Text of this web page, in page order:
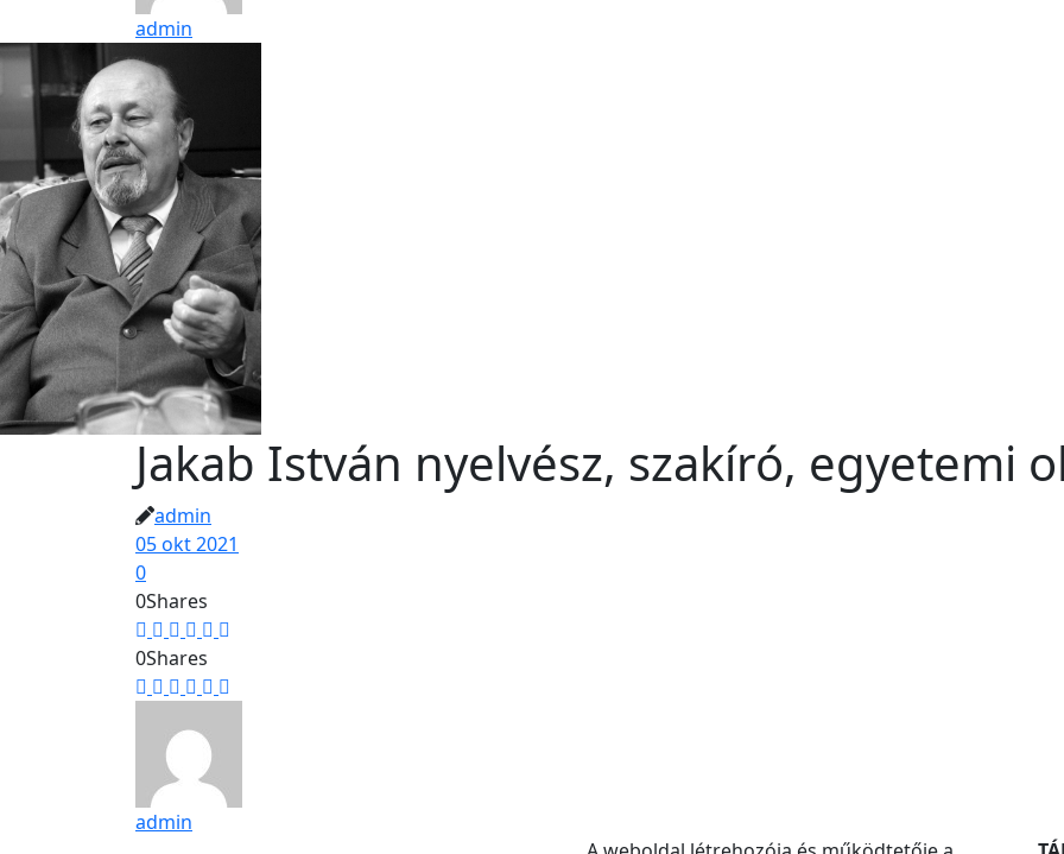
admin
Jakab István nyelvész, szakíró, egyetemi
admin
05 okt 2021
0
0Shares
0Shares
admin